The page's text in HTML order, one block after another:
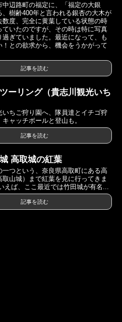
中辺路町の福定に、「福定の大銀
、樹齢400年と言われる銀杏の大木が
数度、完全に黄葉している状態の時
ていたのですが、その時は特に写真
過ぎていました。最近になって、も
！との欲求から、機会をうかがって
記事を読む
ーリング（貴志川観光いち
いちご狩り園へ、隊員達とイチゴ狩
ャッチボールと登山も。
記事を読む
高取城の紅葉
一つという、奈良県高取町にある高
山城）まで紅葉を見に行ってきま
えば、ここ最近では竹田城が有名...
記事を読む